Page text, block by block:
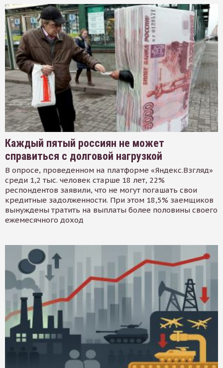
Каждый пятый россиян не может
справиться с долговой нагрузкой
В опросе, проведенном на платформе «Яндекс.Взгляд»
среди 1,2 тыс. человек старше 18 лет, 22%
респондентов заявили, что не могут погашать свои
кредитные задолженности. При этом 18,5% заемщиков
вынуждены тратить на выплаты более половины своего
ежемесячного доход